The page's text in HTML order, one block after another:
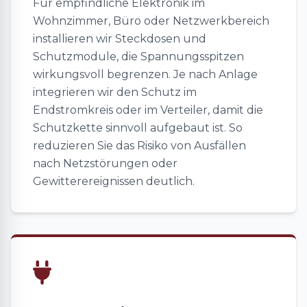
Für empfindliche Elektronik im
Wohnzimmer, Büro oder Netzwerkbereich
installieren wir Steckdosen und
Schutzmodule, die Spannungsspitzen
wirkungsvoll begrenzen. Je nach Anlage
integrieren wir den Schutz im
Endstromkreis oder im Verteiler, damit die
Schutzkette sinnvoll aufgebaut ist. So
reduzieren Sie das Risiko von Ausfällen
nach Netzstörungen oder
Gewitterereignissen deutlich.